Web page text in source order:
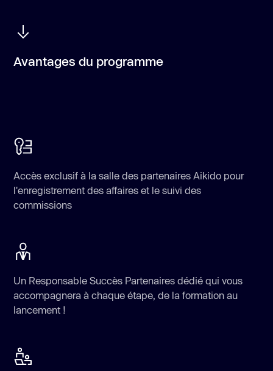
Avantages du programme
Accès exclusif à la salle des partenaires Aikido pour
l'enregistrement des affaires et le suivi des
commissions
Un Responsable Succès Partenaires dédié qui vous
accompagnera à chaque étape, de la formation au
lancement !